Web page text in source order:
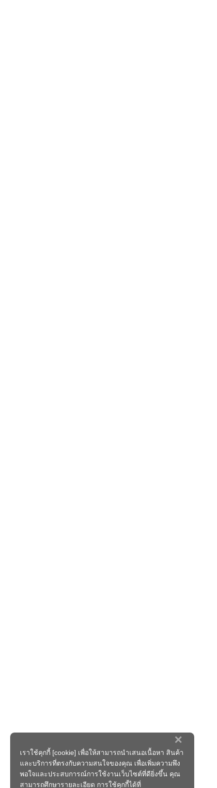
×
เราใช้คุกกี้ [cookie] เพื่อให้สามารถนำเสนอเนื้อหา สินค้า
และบริการที่ตรงกับความสนใจของคุณ เพื่อเพิ่มความพึง
พอใจและประสบการณ์การใช้งานเว็บไซต์ที่ดียิ่งขึ้น คุณ
สามารถศึกษารายละเอียด การใช้คุกกี้ได้ที่